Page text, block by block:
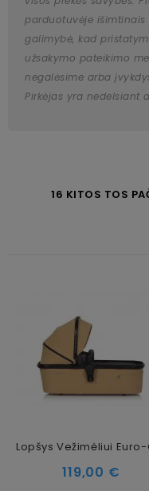
parduotuvėje
galimybė, kad
užsakymo pateikimo
negalėsime arba
Pirkėjas yra nedelsiant
16 KITOS TOS
Kaina
119,00 €